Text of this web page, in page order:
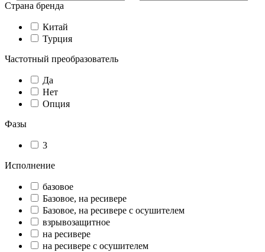
Страна бренда
Китай
Турция
Частотный преобразователь
Да
Нет
Опция
Фазы
3
Исполнение
базовое
Базовое, на ресивере
Базовое, на ресивере с осушителем
взрывозащитное
на ресивере
на ресивере с осушителем